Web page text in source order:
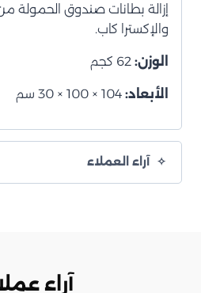
إزالة بطانات صندوق الحمولة
والإكسترا كاب.
الوزن:
الأبعاد:
آراء العملاء
آراء